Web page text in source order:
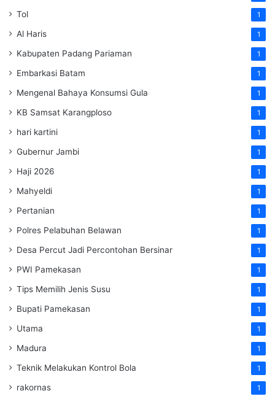
Tol 1
Al Haris 1
Kabupaten Padang Pariaman 1
Embarkasi Batam 1
Mengenal Bahaya Konsumsi Gula 1
KB Samsat Karangploso 1
hari kartini 1
Gubernur Jambi 1
Haji 2026 1
Mahyeldi 1
Pertanian 1
Polres Pelabuhan Belawan 1
Desa Percut Jadi Percontohan Bersinar 1
PWI Pamekasan 1
Tips Memilih Jenis Susu 1
Bupati Pamekasan 1
Utama 1
Madura 1
Teknik Melakukan Kontrol Bola 1
rakornas 1